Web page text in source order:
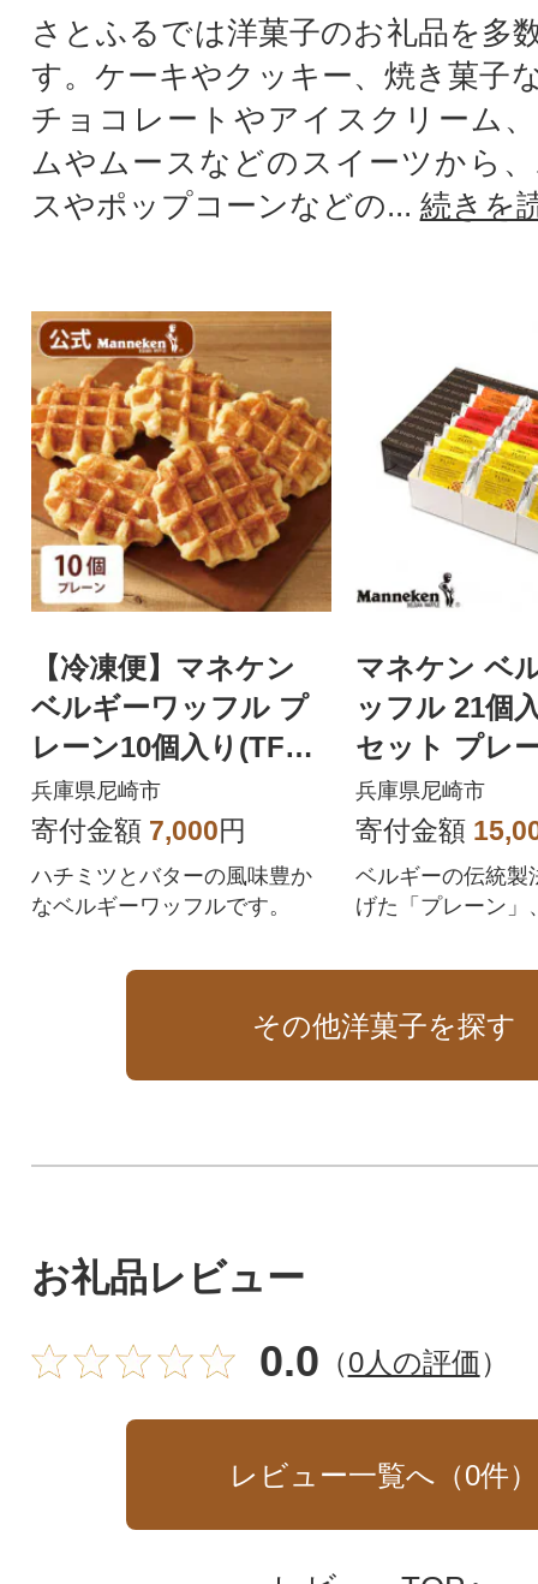
さとふるでは洋菓子のお礼品を多
す。ケーキやクッキー、焼き菓子
チョコレートやアイスクリーム
ムやムースなどのスイーツから
スやポップコーンなどの... 続きを
【冷凍便】マネケン
ベルギーワッフル プ
レーン10個入り(TFRB
-P10)
兵庫県尼崎市
寄付金額 7,000円
ハチミツとバターの風味豊か
なベルギーワッフルです。
マネケン ベ
ッフル 21個
セット プレ
ア メープル
MG)
兵庫県尼崎市
寄付金額
ベルギーの伝統製
げた「プレーン」
ギフトセットです
その他洋菓子を探す
お礼品レビュー
0.0 （0人の評価）
レビュー一覧へ（0件）